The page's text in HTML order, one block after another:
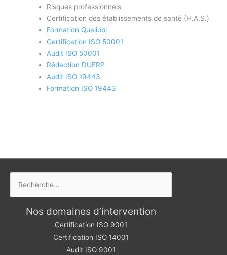
Risques professionnels
Certification des établissements de santé (H.A.S.)
Formation Qualiopi
Certification ISO 50001
Audit ISO 50001
Rédaction DUERP
Audit ISO 19443
Formation ISO 19443
Nos domaines d’intervention
Certification ISO 9001
Certification ISO 14001
Audit ISO 9001